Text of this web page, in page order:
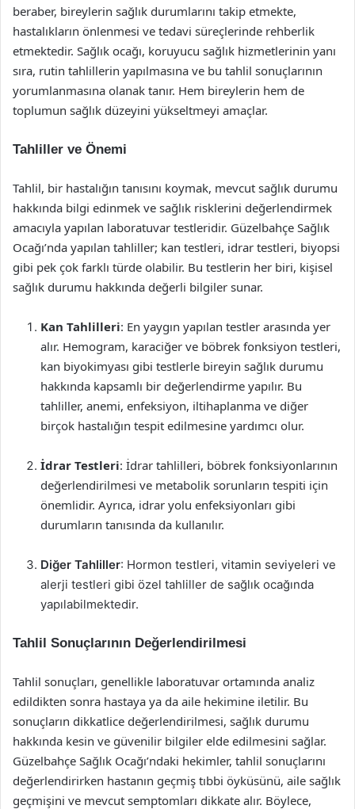
beraber, bireylerin sağlık durumlarını takip etmekte,
hastalıkların önlenmesi ve tedavi süreçlerinde rehberlik
etmektedir. Sağlık ocağı, koruyucu sağlık hizmetlerinin yanı
sıra, rutin tahlillerin yapılmasına ve bu tahlil sonuçlarının
yorumlanmasına olanak tanır. Hem bireylerin hem de
toplumun sağlık düzeyini yükseltmeyi amaçlar.
Tahliller ve Önemi
Tahlil, bir hastalığın tanısını koymak, mevcut sağlık durumu
hakkında bilgi edinmek ve sağlık risklerini değerlendirmek
amacıyla yapılan laboratuvar testleridir. Güzelbahçe Sağlık
Ocağı’nda yapılan tahliller; kan testleri, idrar testleri, biyopsi
gibi pek çok farklı türde olabilir. Bu testlerin her biri, kişisel
sağlık durumu hakkında değerli bilgiler sunar.
Kan Tahlilleri: En yaygın yapılan testler arasında yer
alır. Hemogram, karaciğer ve böbrek fonksiyon testleri,
kan biyokimyası gibi testlerle bireyin sağlık durumu
hakkında kapsamlı bir değerlendirme yapılır. Bu
tahliller, anemi, enfeksiyon, iltihaplanma ve diğer
birçok hastalığın tespit edilmesine yardımcı olur.
İdrar Testleri: İdrar tahlilleri, böbrek fonksiyonlarının
değerlendirilmesi ve metabolik sorunların tespiti için
önemlidir. Ayrıca, idrar yolu enfeksiyonları gibi
durumların tanısında da kullanılır.
Diğer Tahliller: Hormon testleri, vitamin seviyeleri ve
alerji testleri gibi özel tahliller de sağlık ocağında
yapılabilmektedir.
Tahlil Sonuçlarının Değerlendirilmesi
Tahlil sonuçları, genellikle laboratuvar ortamında analiz
edildikten sonra hastaya ya da aile hekimine iletilir. Bu
sonuçların dikkatlice değerlendirilmesi, sağlık durumu
hakkında kesin ve güvenilir bilgiler elde edilmesini sağlar.
Güzelbahçe Sağlık Ocağı’ndaki hekimler, tahlil sonuçlarını
değerlendirirken hastanın geçmiş tıbbi öyküsünü, aile sağlık
geçmişini ve mevcut semptomları dikkate alır. Böylece,